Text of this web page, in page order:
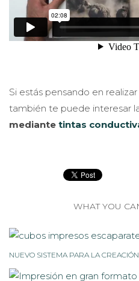
Si estás pensando en
también te puede interesar
mediante tintas
WHAT YOU
NUEVO SISTEMA PARA LA